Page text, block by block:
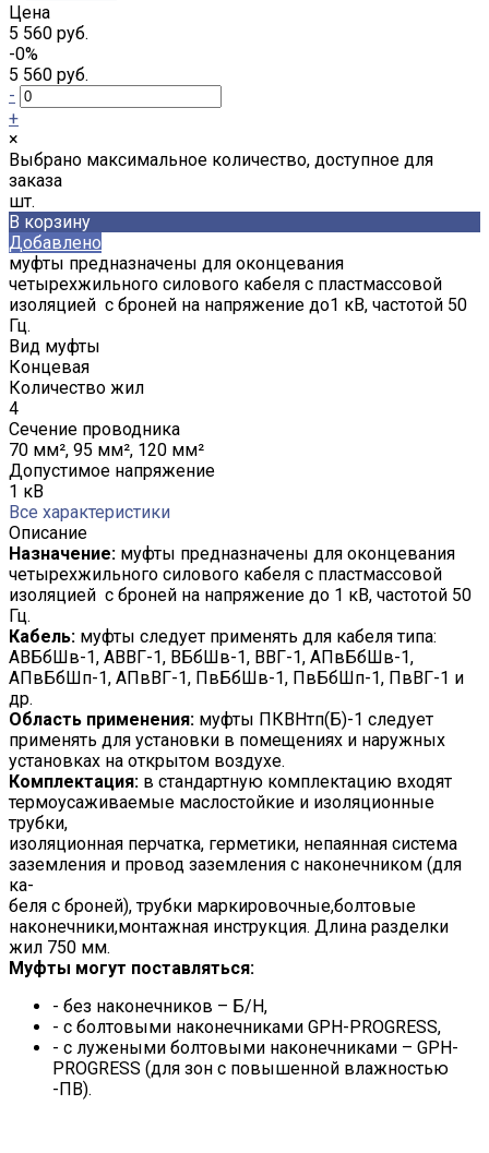
Цена
5 560 руб.
-0%
5 560 руб.
-
+
×
Выбрано максимальное количество, доступное для
заказа
шт.
В корзину
Добавлено
муфты предназначены для оконцевания
четырехжильного силового кабеля с пластмассовой
изоляцией с броней на напряжение до1 кВ, частотой 50
Гц.
Вид муфты
Концевая
Количество жил
4
Сечение проводника
70 мм², 95 мм², 120 мм²
Допустимое напряжение
1 кВ
Все характеристики
Описание
Назначение: муфты предназначены для оконцевания
четырехжильного силового кабеля с пластмассовой
изоляцией с броней на напряжение до 1 кВ, частотой 50
Гц.
Кабель: муфты следует применять для кабеля типа:
АВБбШв-1, АВВГ-1, ВБбШв-1, ВВГ-1, АПвБбШв-1,
АПвБбШп-1, АПвВГ-1, ПвБбШв-1, ПвБбШп-1, ПвВГ-1 и
др.
Область применения: муфты ПКВНтп(Б)-1 следует
применять для установки в помещениях и наружных
установках на открытом воздухе.
Комплектация: в стандартную комплектацию входят
термоусаживаемые маслостойкие и изоляционные
трубки,
изоляционная перчатка, герметики, непаянная система
заземления и провод заземления с наконечником (для
ка-
беля с броней), трубки маркировочные,болтовые
наконечники,монтажная инструкция. Длина разделки
жил 750 мм.
Муфты могут поставляться:
- без наконечников – Б/Н,
- с болтовыми наконечниками GPH-PROGRESS,
- с лужеными болтовыми наконечниками – GPH-
PROGRESS (для зон с повышенной влажностью
-ПВ).